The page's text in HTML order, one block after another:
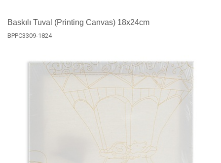
Baskılı Tuval (Printing Canvas) 18x24cm
BPPC3309-1824